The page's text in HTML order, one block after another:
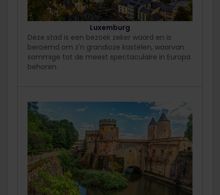
Luxemburg
Deze stad is een bezoek zeker waard en is
beroemd om z'n grandioze kastelen, waarvan
sommige tot de meest spectaculaire in Europa
behoren.